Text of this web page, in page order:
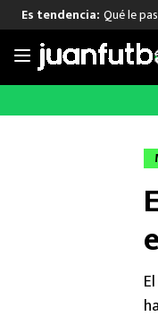
Saltar
Es tendencia: Qué le
LIGA MX
Chivas de